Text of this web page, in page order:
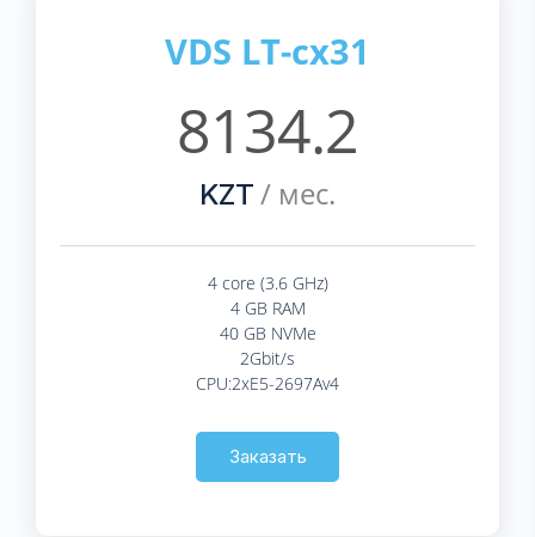
VDS LT-cx31
8134.2
KZT / мес.
4 core (3.6 GHz)
4 GB RAM
40 GB NVMe
2Gbit/s
CPU:2xE5-2697Av4
Заказать